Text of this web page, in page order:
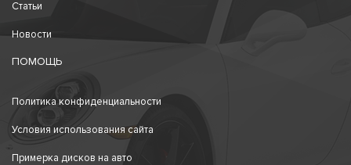
Статьи
Новости
ПОМОЩЬ
Политика конфиденциальности
Условия использования сайта
Примерка дисков на авто